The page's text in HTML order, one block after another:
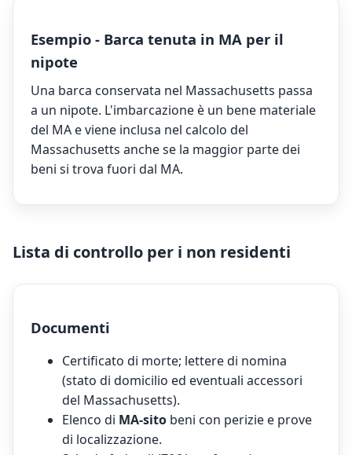
Esempio - Barca tenuta in MA per il
nipote
Una barca conservata nel Massachusetts passa
a un nipote. L'imbarcazione è un bene materiale
del MA e viene inclusa nel calcolo del
Massachusetts anche se la maggior parte dei
beni si trova fuori dal MA.
Lista di controllo per i non residenti
Documenti
Certificato di morte; lettere di nomina
(stato di domicilio ed eventuali accessori
del Massachusetts).
Elenco di MA-sito beni con perizie e prove
di localizzazione.